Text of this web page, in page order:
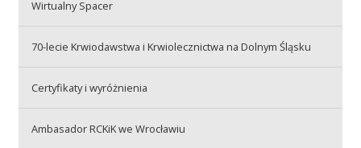
RODO
Wirtualny Spacer
70-lecie Krwiodawstwa i Krwiolecznictwa na Dolnym Śląsku
Certyfikaty i wyróżnienia
Ambasador RCKiK we Wrocławiu